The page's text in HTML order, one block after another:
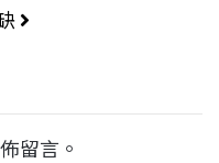
留言。